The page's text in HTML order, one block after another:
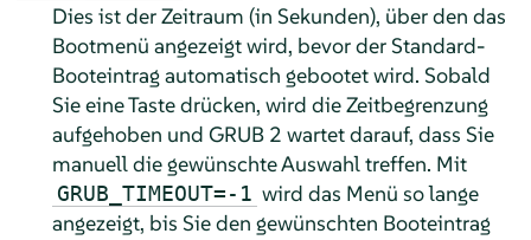
Dies ist der Zeitraum (in Sekunden), über den das
Bootmenü angezeigt wird, bevor der Standard-
Booteintrag automatisch gebootet wird. Sobald
Sie eine Taste drücken, wird die Zeitbegrenzung
aufgehoben und GRUB 2 wartet darauf, dass Sie
manuell die gewünschte Auswahl treffen. Mit
GRUB_TIMEOUT=-1 wird das Menü so lange
angezeigt, bis Sie den gewünschten Booteintrag